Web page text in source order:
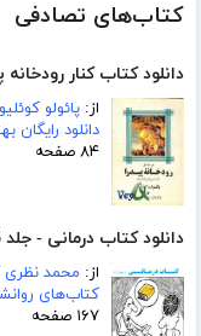
کتاب‌های تصادفی
دانلود کتاب کنار
از: پائولو کوئلیو
دانلود رایگان
۸۴ صفحه
دانلود کتاب درمانی - جلد 6
از: محمد
کتاب‌های
۱۶۷ صفحه